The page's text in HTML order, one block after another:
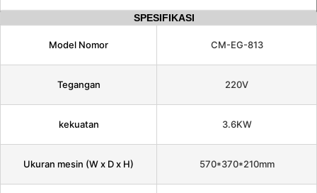
SPESIFIKASI
Model Nomor CM-EG-813
Tegangan 220V
kekuatan 3.6KW
Ukuran mesin (W x D x H) 570*370*210mm